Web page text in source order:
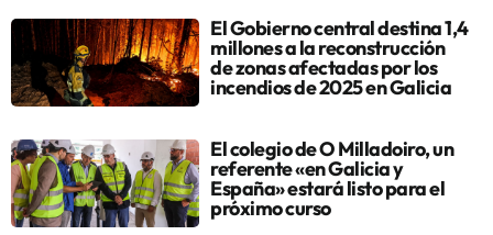
El Gobierno central destina 1,4
millones a la reconstrucción
de zonas afectadas por los
incendios de 2025 en Galicia
El colegio de O Milladoiro, un
referente «en Galicia y
España» estará listo para el
próximo curso